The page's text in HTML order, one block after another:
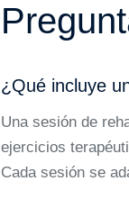
¿Qué incluye
Una sesión de
ejercicios
Cada sesión se